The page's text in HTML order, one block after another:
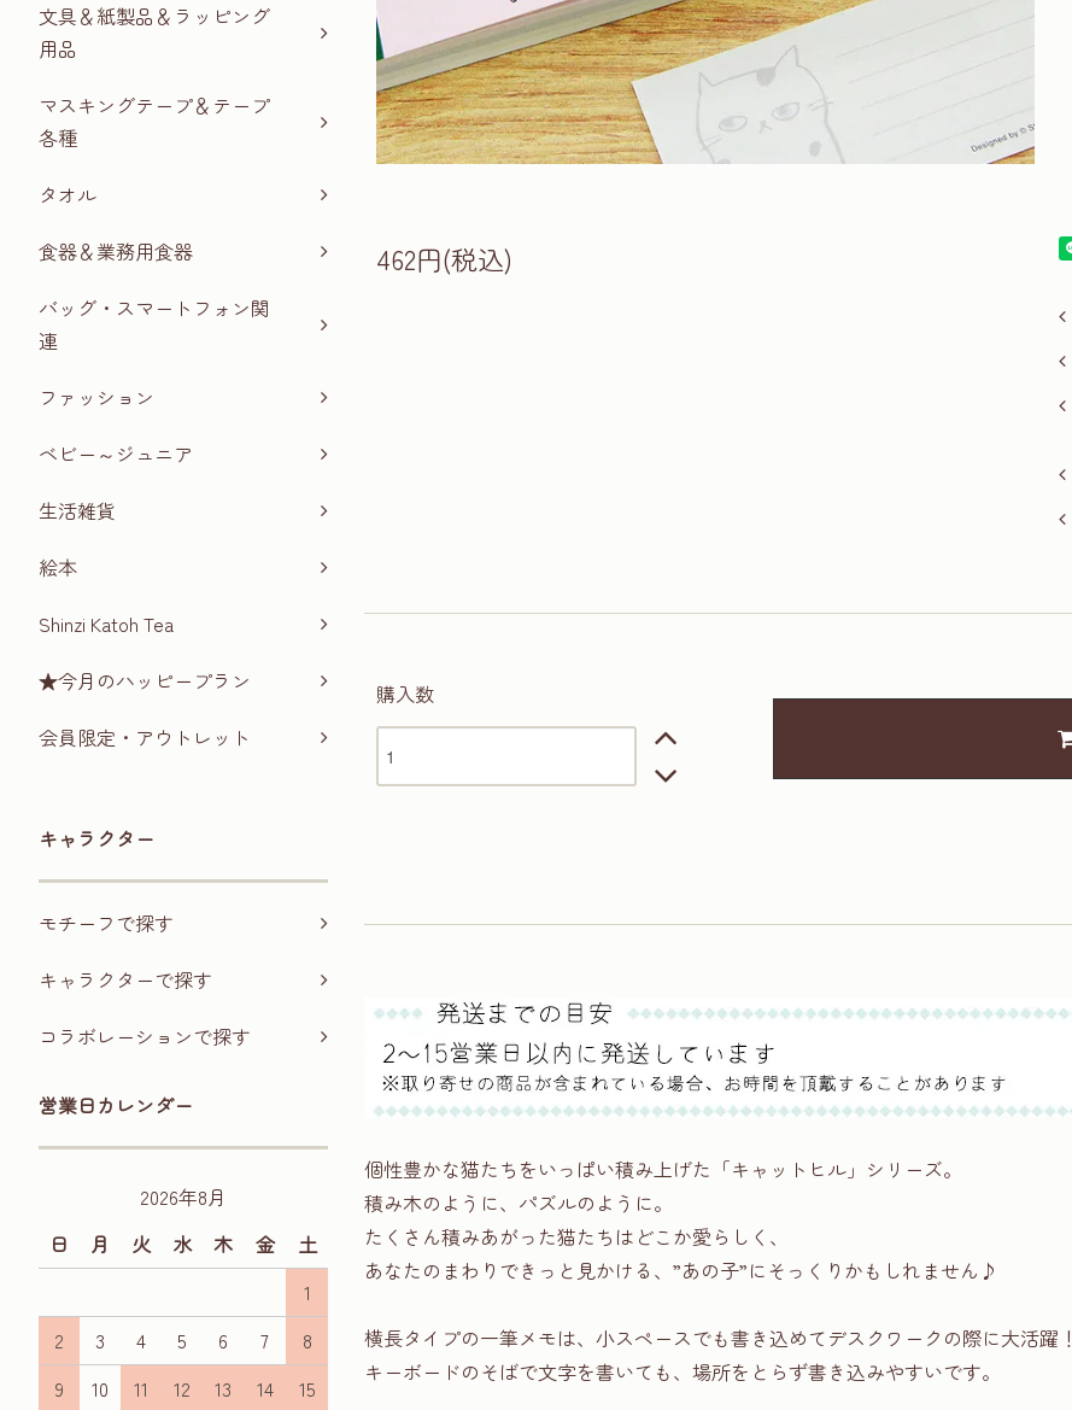
文具＆紙製品＆ラッピング
用品
マスキングテープ＆テープ
各種
タオル
食器＆業務用食器
バッグ・スマートフォン関
連
ファッション
ベビー～ジュニア
生活雑貨
絵本
Shinzi Katoh Tea
★今月のハッピープラン
会員限定・アウトレット
キャラクター
モチーフで探す
キャラクターで探す
コラボレーションで探す
営業日カレンダー
2026年8月
日
月 火 水 木 金
土
1
2
3 4 5 6 7
8
9
10 11 12 13 14
15
462円(税込)
購入数
個性豊かな猫たちをいっぱい積み上げた「キャットヒル」シリーズ。
積み木のように、パズルのように。
たくさん積みあがった猫たちはどこか愛らしく、
あなたのまわりできっと見かける、”あの子”にそっくりかもしれません♪
横長タイプの一筆メモは、小スペースでも書き込めてデスクワークの際に大活躍！
キーボードのそばで文字を書いても、場所をとらず書き込みやすいです。